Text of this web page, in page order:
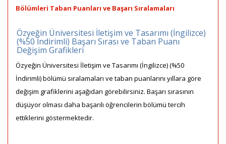
Bölümleri Taban Puanları ve Başarı Sıralamaları
Özyeğin Üniversitesi İletişim ve Tasarımı (İngilizce)
(%50 İndirimli) Başarı Sırası ve Taban Puanı
Değişim Grafikleri
Özyeğin Üniversitesi İletişim ve Tasarımı (İngilizce) (%50
İndirimli) bölümü sıralamaları ve taban puanlarını yıllara göre
değişim grafiklerini aşağıdan görebilirsiniz. Başarı sırasının
düşüyor olması daha başarılı öğrencilerin bölümü tercih
ettiklerini göstermektedir.